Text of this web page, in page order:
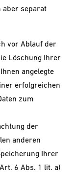
aber separat
vor Ablauf der
Löschung Ihrer
angelegte
erfolgreichen
zum
der
anderen
Ihrer
6 Abs. 1 lit. a)